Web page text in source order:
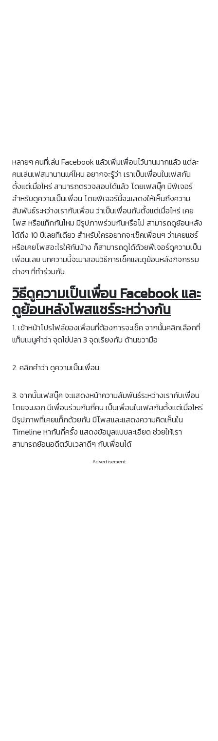
หลายๆ คนที่เล่น Facebook แล้วเพิ่มเพื่อนไว้นานมากแล้ว แต่ละ
คนเล่นเฟสมานานแค่ไหน อยากจะรู้ว่า เราเป็นเพื่อนในเฟสกัน
ตั้งแต่เมื่อไหร่ สามารถตรวจสอบได้แล้ว โดยเฟสบุ๊ค มีฟีเจอร์
สำหรับดูความเป็นเพื่อน โดยฟีเจอร์นี้จะแสดงให้เห็นถึงความ
สัมพันธ์ระหว่างเรากับเพื่อน ว่าเป็นเพื่อนกันตั้งแต่เมื่อไหร่ เคย
โพส หรือแท็กกันไหม มีรูปภาพร่วมกันหรือไม่ สามารถดูย้อนหลัง
ได้ถึง 10 ปีเลยทีเดียว สำหรับใครอยากจะเช็คเพื่อนๆ ว่าเคยแชร์
หรือเคยโพสอะไรให้กันบ้าง ก็สามารถดูได้ด้วยฟีเจอร์ดูความเป็น
เพื่อนเลย บทความนี้จะมาสอนวิธีการเช็คและดูย้อนหลังกิจกรรม
ต่างๆ ที่ทำร่วมกัน
วิธีดูความเป็นเพื่อน Facebook และ
ดูย้อนหลังโพสแชร์ระหว่างกัน
1. เข้าหน้าโปรไฟล์ของเพื่อนที่ต้องการจะเช็ค จากนั้นคลิกเลือกที่
แท็บเมนูคำว่า จุดไข่ปลา 3 จุดเรียงกัน ด้านขวามือ
2. คลิกคำว่า ดูความเป็นเพื่อน
3. จากนั้นเฟสบุ๊ค จะแสดงหน้าความสัมพันธ์ระหว่างเรากับเพื่อน
โดยจะบอก มีเพื่อนร่วมกันกี่คน เป็นเพื่อนในเฟสกันตั้งแต่เมื่อไหร่
มีรูปภาพที่เคยแท็กด้วยกัน มีโพสและแสดงความคิดเห็นใน
Timeline หากันกี่ครั้ง แสดงข้อมูลแบบละเอียด ช่วยให้เรา
สามารถย้อนอดีตวันเวลาดีๆ กับเพื่อนได้
Advertisement